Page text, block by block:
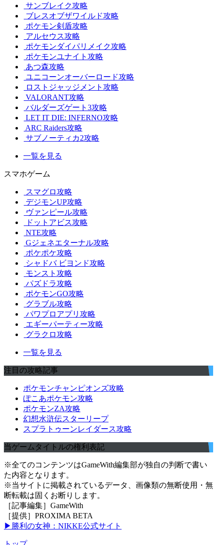
サンブレイク攻略
ブレスオブザワイルド攻略
ポケモン剣盾攻略
アルセウス攻略
ポケモンダイパリメイク攻略
ポケモンユナイト攻略
あつ森攻略
ユニコーンオーバーロード攻略
ロストジャッジメント攻略
VALORANT攻略
バルダーズゲート3攻略
LET IT DIE: INFERNO攻略
ARC Raiders攻略
サブノーティカ2攻略
一覧を見る
スマホゲーム
スマグロ攻略
デジモンUP攻略
ヴァンピール攻略
ドットアビス攻略
NTE攻略
Gジェネエターナル攻略
ポケポケ攻略
シャドバ ビヨンド攻略
モンスト攻略
パズドラ攻略
ポケモンGO攻略
グラブル攻略
パワプロアプリ攻略
エギーパーティー攻略
グラクロ攻略
一覧を見る
注目の攻略記事
ポケモンチャンピオンズ攻略
ぽこあポケモン攻略
ポケモンZA攻略
幻想水滸伝スターリープ
スプラトゥーンレイダース攻略
当ゲームタイトルの権利表記
※全てのコンテンツはGameWith編集部が独自の判断で書い
た内容となります。
※当サイトに掲載されているデータ、画像類の無断使用・無
断転載は固くお断りします。
［記事編集］GameWith
［提供］PROXIMA BETA
▶勝利の女神：NIKKE公式サイト